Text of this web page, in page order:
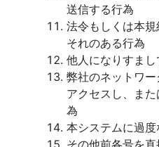
送信する行為
法令もしくは本
それのある行為
他人になりすま
弊社のネットワ
アクセスし、ま
為
本システムに過
その他前各号を